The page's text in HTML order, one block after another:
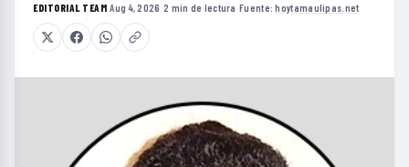
EDITORIAL TEAM·Aug 4, 2026 ·2 min de lectura ·Fuente:hoytamaulipas.net